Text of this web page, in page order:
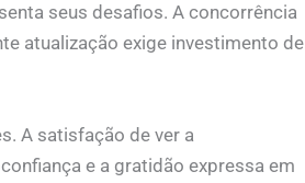
seus desafios. A concorrência
atualização exige investimento de
A satisfação de ver a
e a gratidão expressa em